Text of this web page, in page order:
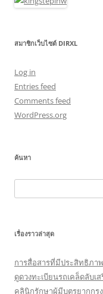
สมาชิกเว็บไซต์ DIRXL
Log in
Entries feed
Comments feed
WordPress.org
ค้นหา
for:
เรื่องราวล่าสุด
การสื่อสารที่มีประสิทธิภา
ดูดวงทะเบียนรถเคล็ดลับ
คลินิกรักษาผู้มีบุตรยากกรุ